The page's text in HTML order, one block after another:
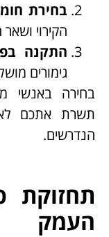
בחירת
הקירוי
התקנה
גימורים
בחירה באנשי
תשרת אתכם
הנדרשים.
תחזוקת
העמק